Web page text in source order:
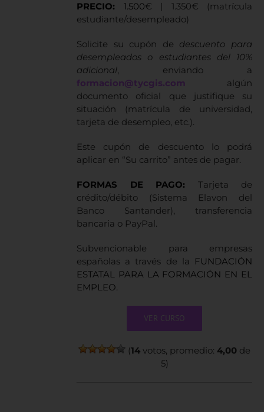
PRECIO: 1.500€ | 1.350€ (matrícula
estudiante/desempleado)
Solicite su cupón de descuento para
desempleados o estudiantes del 10%
adicional, enviando a
formacion@tycgis.com
algún
documento oficial que justifique su
situación (matrícula de universidad,
tarjeta de desempleo, etc.).
Este cupón de descuento lo podrá
aplicar en “Su carrito” antes de pagar.
FORMAS DE PAGO: Tarjeta de
crédito/débito (Sistema Elavon del
Banco Santander), transferencia
bancaria o PayPal.
Subvencionable para empresas
españolas a través de la
FUNDACIÓN
ESTATAL PARA LA FORMACIÓN EN EL
EMPLEO.
VER CURSO
(14 votos, promedio: 4,00 de
5)